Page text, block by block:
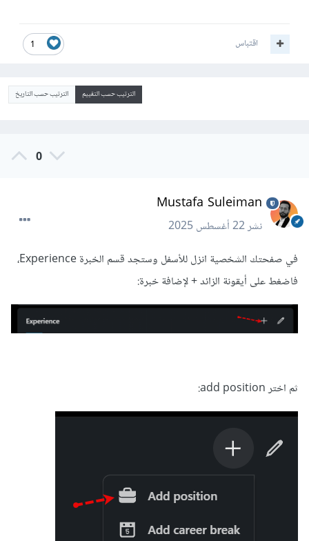
1 اقتباس
الترتيب حسب التقييم الترتيب حسب التاريخ
0
Mustafa Suleiman
نشر22 أغسطس 2025
في صفحتك الشخصية انزل للأسفل وستجد قسم الخبرة Experience،
فاضغط على أيقونة الزائد + لإضافة خبرة:
ثم اختر add position: